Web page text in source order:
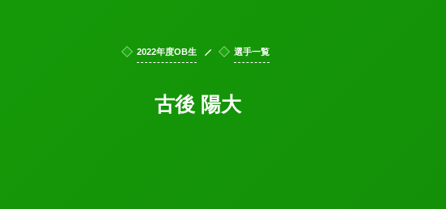
2022年度OB生 選手一覧
古後 陽大